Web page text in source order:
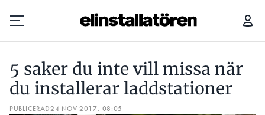
Prenumerera
5 saker du inte vill missa när
du installerar laddstationer
PUBLICERAD24 NOV 2017, 08:05